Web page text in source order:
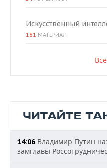
Искусственный
181 МАТЕРИАЛ
ЧИТАЙТЕ
14:06 Владимир Путин
замглавы